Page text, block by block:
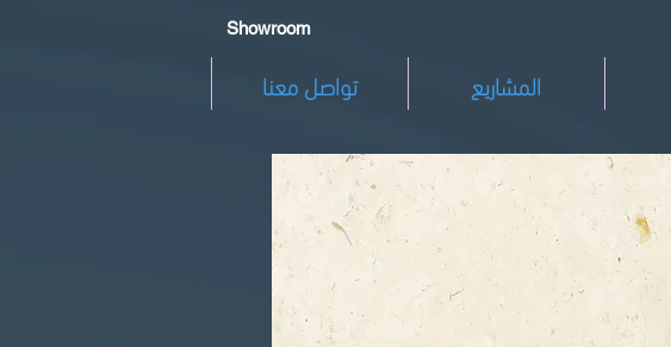
المشاريع تواصل معنا
Showroom